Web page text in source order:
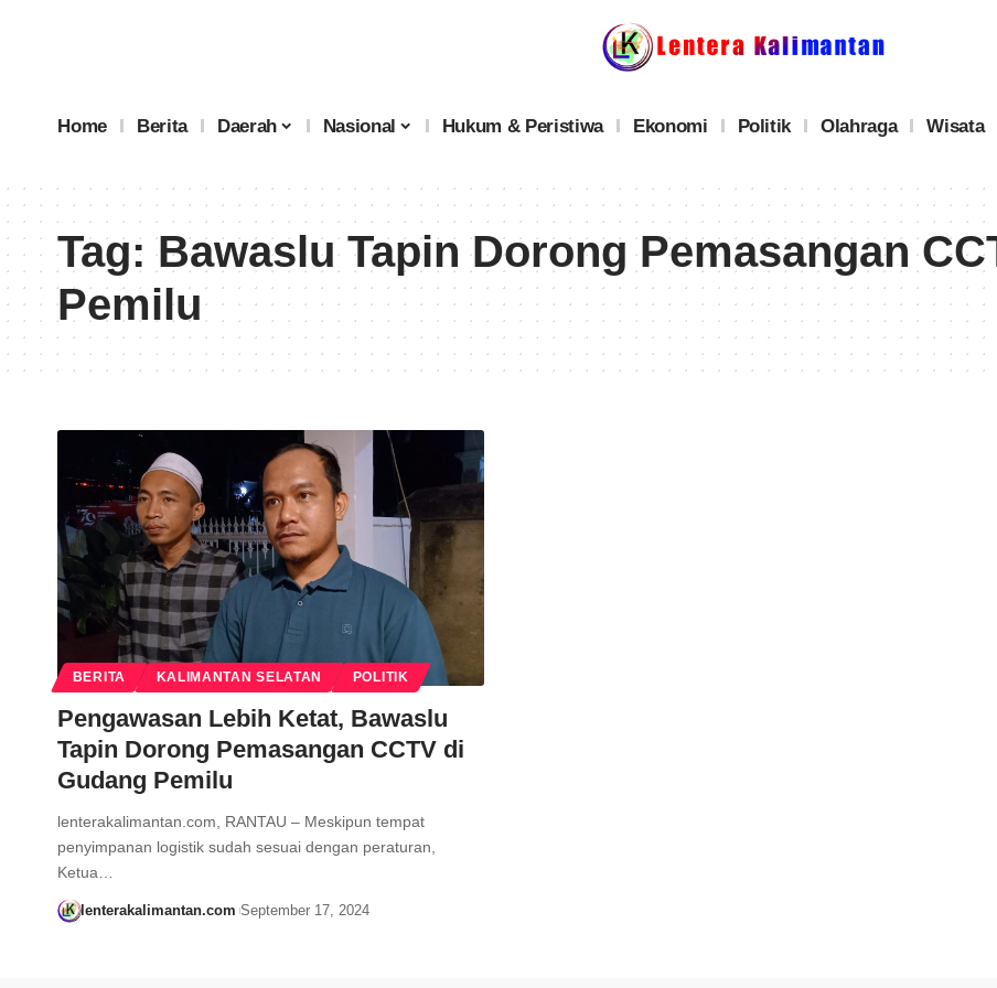
Home Berita Daerah Nasional Hukum & Peristiwa Ekonomi Politik Olahraga Wisata
Tag:Bawaslu Tapin Dorong Pemasangan
Pemilu
BERITA KALIMANTAN SELATAN POLITIK
Pengawasan Lebih Ketat, Bawaslu
Tapin Dorong Pemasangan CCTV di
Gudang Pemilu
lenterakalimantan.com, RANTAU – Meskipun tempat
penyimpanan logistik sudah sesuai dengan peraturan,
Ketua…
lenterakalimantan.com September 17, 2024